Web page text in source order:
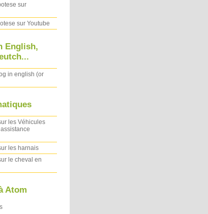
sur
sur Youtube
English,
in english (or
les Véhicules
les harnais
le cheval en
Atom